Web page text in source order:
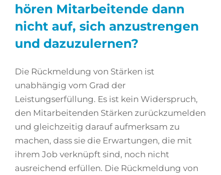
hören Mitarbeitende dann
nicht auf, sich anzustrengen
und dazuzulernen?
Die Rückmeldung von Stärken ist
unabhängig vom Grad der
Leistungserfüllung. Es ist kein Widerspruch,
den Mitarbeitenden Stärken zurückzumelden
und gleichzeitig darauf aufmerksam zu
machen, dass sie die Erwartungen, die mit
ihrem Job verknüpft sind, noch nicht
ausreichend erfüllen. Die Rückmeldung von